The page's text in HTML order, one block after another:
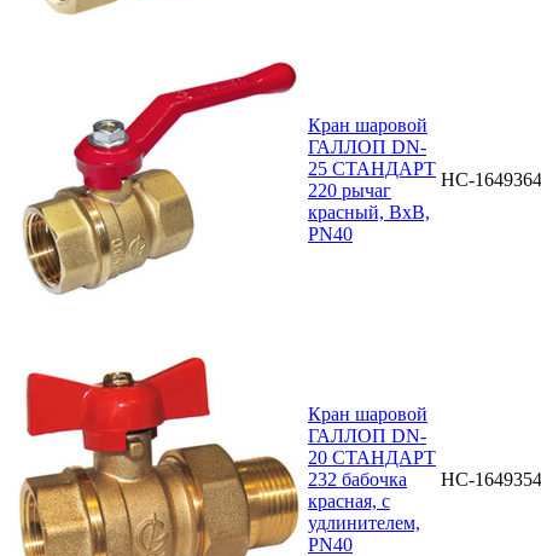
Кран шаровой
ГАЛЛОП DN-
25 СТАНДАРТ
220 рычаг
красный, ВхВ,
PN40
НС-1649364
Кран шаровой
ГАЛЛОП DN-
20 СТАНДАРТ
232 бабочка
красная, с
удлинителем,
PN40
НС-1649354